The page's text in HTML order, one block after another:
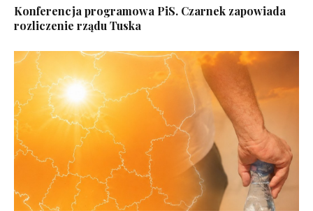
Konferencja programowa PiS. Czarnek zapowiada
rozliczenie rządu Tuska